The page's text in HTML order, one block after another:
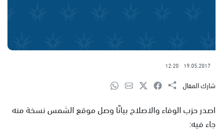
19.05.2017
12:20
شارك المقال
اصدر حزب الوفاء والاصلاح بيانًا وصل موقع الشمس نسخة منه
جاء فيه: